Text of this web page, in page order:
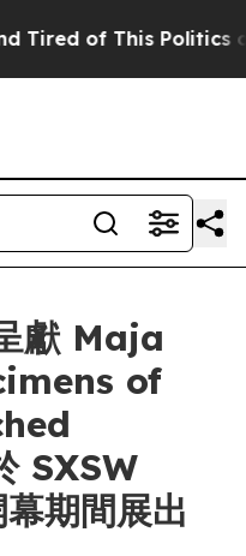
of This Politics of
獻 Maja
of
SXSW
期間展出